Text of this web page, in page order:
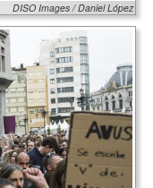
DISO Images / Daniel López